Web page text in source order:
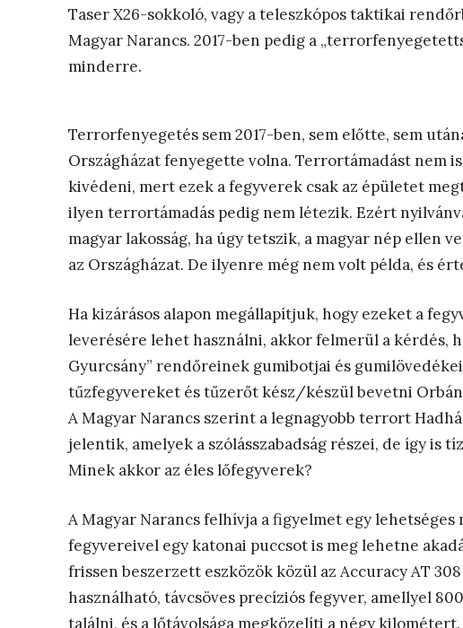
Taser X26-sokkoló, vagy a teleszkópos taktikai
Magyar Narancs. 2017-ben pedig a
minderre.
Terrorfenyegetés sem 2017-ben, sem előtte, sem
Országházat fenyegette volna. Terrortámadást nem
kivédeni, mert ezek a fegyverek csak az épületet
ilyen terrortámadás pedig nem létezik. Ezért
magyar lakosság, ha úgy tetszik, a magyar nép ellen
az Országházat. De ilyenre még nem volt példa, és
Ha kizárásos alapon megállapítjuk, hogy ezeket a
leverésére lehet használni, akkor felmerül a kérdés,
Gyurcsány” rendőreinek gumibotjai és
tűzfegyvereket és tűzerőt kész/készül bevetni Orbán
A Magyar Narancs szerint a legnagyobb terrort
jelentik, amelyek a szólásszabadság részei, de így is
Minek akkor az éles lőfegyverek?
A Magyar Narancs felhívja a figyelmet egy lehetséges
fegyvereivel egy katonai puccsot is meg lehetne
frissen beszerzett eszközök közül az Accuracy AT
használható, távcsöves precíziós fegyver, amellyel
találni, és a lőtávolsága megközelíti a négy